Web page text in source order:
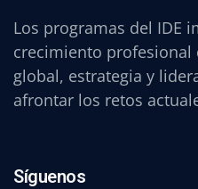
Los programas del IDE
crecimiento profesional
global, estrategia y
afrontar los retos
Síguenos